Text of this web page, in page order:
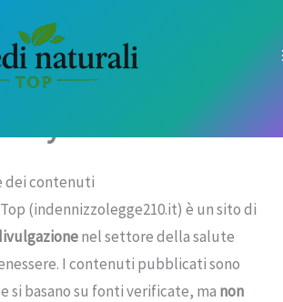
dei contenuti
(indennizzolegge210.it) è un sito di
nel settore della salute
I contenuti pubblicati sono
si basano su fonti verificate, ma non